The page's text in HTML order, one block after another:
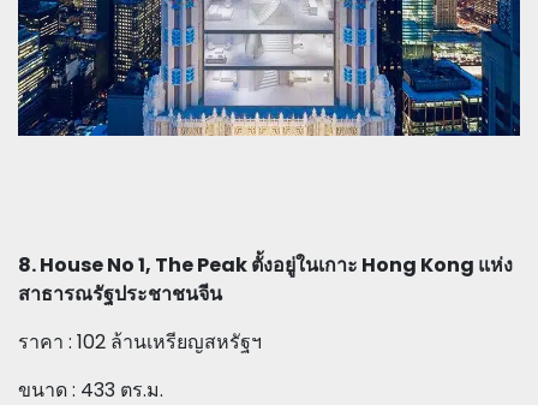
8. House No 1, The Peak ตั้งอยู่ในเกาะ Hong Kong แห่ง
สาธารณรัฐประชาชนจีน
ราคา : 102 ล้านเหรียญสหรัฐฯ
ขนาด : 433 ตร.ม.